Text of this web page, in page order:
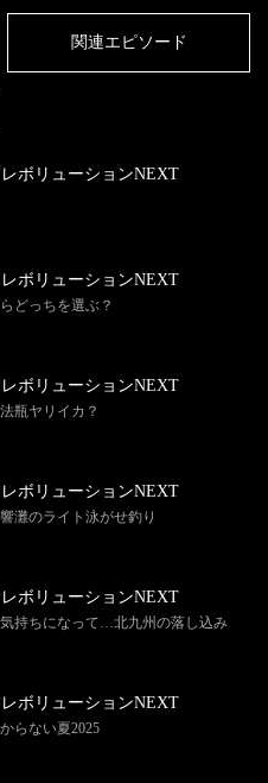
関連エピソード
ボリューションNEXT
ボリューションNEXT
どっちを選ぶ？
ボリューションNEXT
瓶ヤリイカ？
ボリューションNEXT
灘のライト泳がせ釣り
ボリューションNEXT
気持ちになって…北九州の落し込み
ボリューションNEXT
らない夏2025